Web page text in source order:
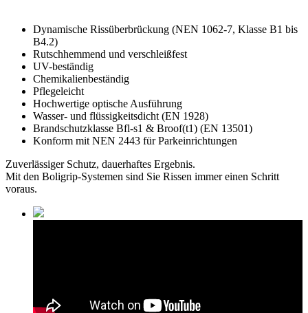
Dynamische Rissüberbrückung (NEN 1062-7, Klasse B1 bis
B4.2)
Rutschhemmend und verschleißfest
UV-beständig
Chemikalienbeständig
Pflegeleicht
Hochwertige optische Ausführung
Wasser- und flüssigkeitsdicht (EN 1928)
Brandschutzklasse Bfl-s1 & Broof(t1) (EN 13501)
Konform mit NEN 2443 für Parkeinrichtungen
Zuverlässiger Schutz, dauerhaftes Ergebnis.
Mit den Boligrip-Systemen sind Sie Rissen immer einen Schritt
voraus.